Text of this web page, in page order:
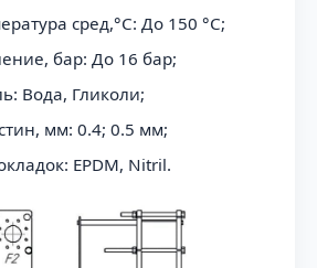
сред,°С: До 150 °С;
бар: До 16 бар;
Вода, Гликоли;
мм: 0.4; 0.5 мм;
EPDM, Nitril.